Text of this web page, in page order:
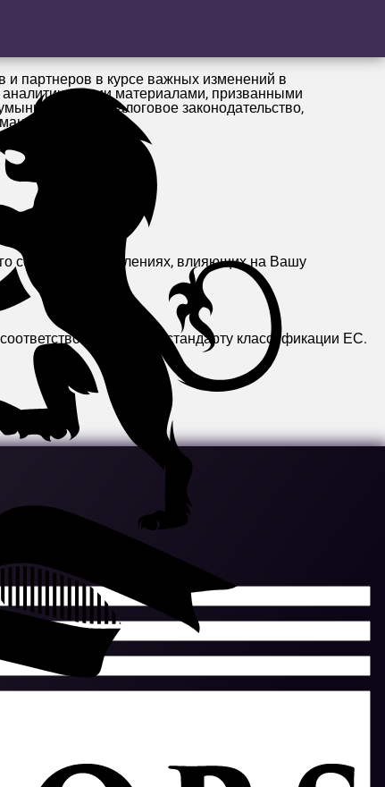
партнеров в курсе важных изменений в
материалами, призванными
Будь то налоговое законодательство,
сектора и обновлениях, влияющих на Вашу
новому стандарту классификации ЕС.